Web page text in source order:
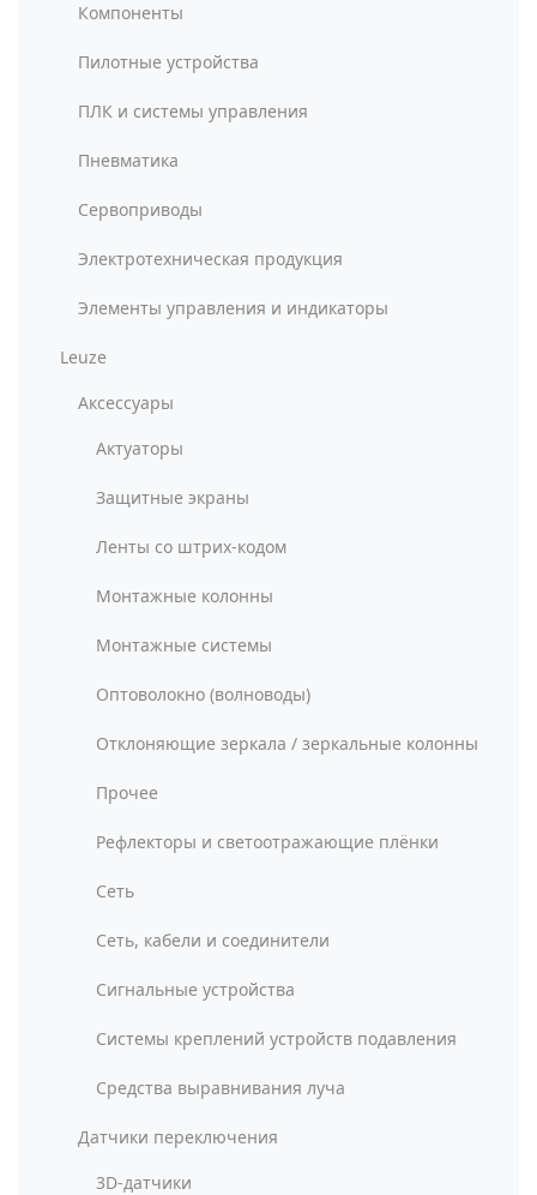
Компоненты
Пилотные устройства
ПЛК и системы управления
Пневматика
Сервоприводы
Электротехническая продукция
Элементы управления и индикаторы
Leuze
Аксессуары
Актуаторы
Защитные экраны
Ленты со штрих-кодом
Монтажные колонны
Монтажные системы
Оптоволокно (волноводы)
Отклоняющие зеркала / зеркальные колонны
Прочее
Рефлекторы и светоотражающие плёнки
Сеть
Сеть, кабели и соединители
Сигнальные устройства
Системы креплений устройств подавления
Средства выравнивания луча
Датчики переключения
3D-датчики